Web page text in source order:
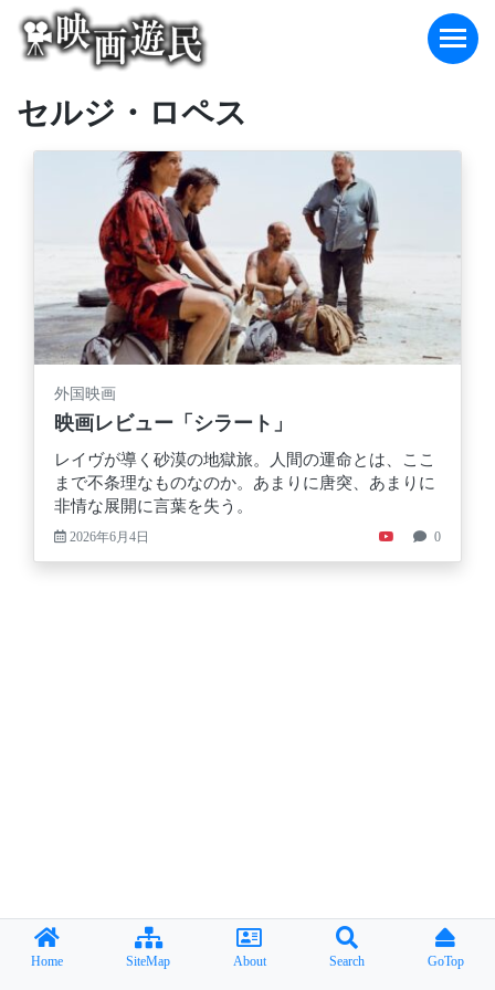
content
セルジ・ロペス
外国映画
映画レビュー「シラート」
レイヴが導く砂漠の地獄旅。人間の運命とは、ここ
まで不条理なものなのか。あまりに唐突、あまりに
非情な展開に言葉を失う。
2026年6月4日 0
Home SiteMap About Search GoTop